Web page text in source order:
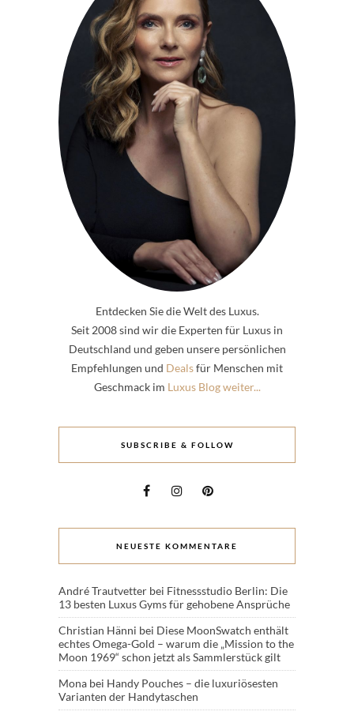
Entdecken Sie die Welt des Luxus.
Seit 2008 sind wir die Experten für Luxus in
Deutschland und geben unsere persönlichen
Empfehlungen und Dealsfür Menschen mit
Geschmack im Luxus Blog weiter...
SUBSCRIBE & FOLLOW
NEUESTE KOMMENTARE
André Trautvetter bei Fitnessstudio Berlin: Die
13 besten Luxus Gyms für gehobene Ansprüche
Christian Hänni bei Diese MoonSwatch enthält
echtes Omega-Gold – warum die „Mission to the
Moon 1969“ schon jetzt als Sammlerstück gilt
Mona bei Handy Pouches – die luxuriösesten
Varianten der Handytaschen